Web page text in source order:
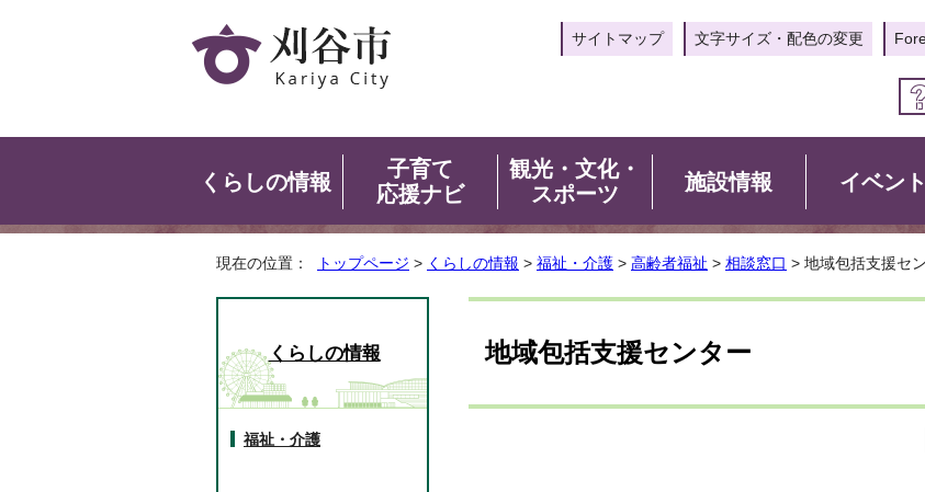
サイトマップ 文字サイズ・配色の変更
くらしの情報
子育て
応援ナビ
観光・文化・
スポーツ
施設情報 イベント
現在の位置： トップページ > くらしの情報 > 福祉・介護 > 高齢者福祉 > 相談窓口 > 地域包括支援セ
地域包括支援センター
くらしの情報
福祉・介護